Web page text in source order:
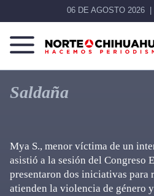
06 DE AGOSTO 2026
Norte
De
Chihuahua
Más
que
noticias,
Saldaña
Mya S., menor víctima de un
asistió a la sesión del Congreso
presentaron dos iniciativas para
atienden la violencia de género